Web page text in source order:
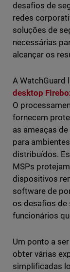
desafios de
redes
soluções de
necessárias
alcançar os
A WatchGuard
desktop
O
fornecem
as ameaças
para
distribuídos.
MSPs
dispositivos
software de
os desafios de
funcionários
Um ponto a
obter várias
simplificadas